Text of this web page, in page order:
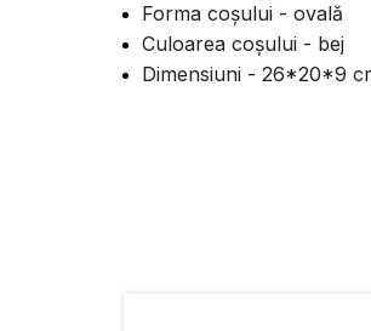
Forma coșului - ovală
Culoarea coșului - bej
Dimensiuni - 26*20*9